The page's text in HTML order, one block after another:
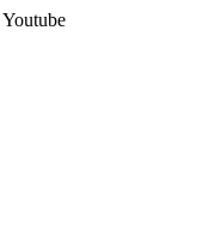
Youtube